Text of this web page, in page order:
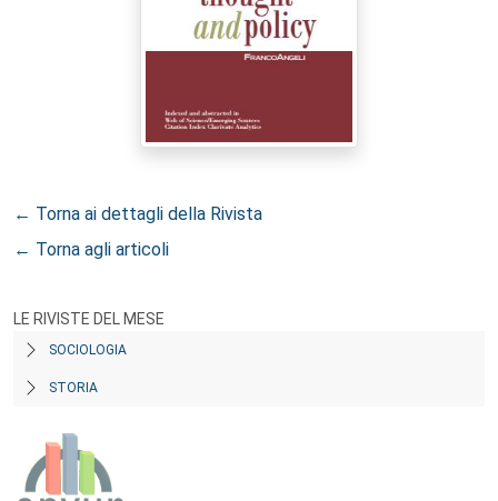
← Torna ai dettagli della Rivista
← Torna agli articoli
LE RIVISTE DEL MESE
SOCIOLOGIA
STORIA